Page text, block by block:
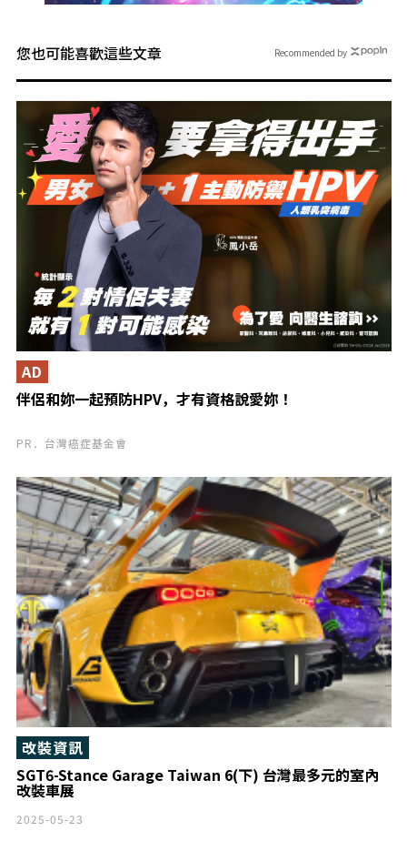
您也可能喜歡這些文章
伴侶和妳一起預防HPV，才有資格說愛妳！
AD
PR．台灣癌症基金會
SGT6-Stance Garage Taiwan 6(下) 台灣最多元的室內
改裝車展
改裝資訊
2025-05-23
Recommended by